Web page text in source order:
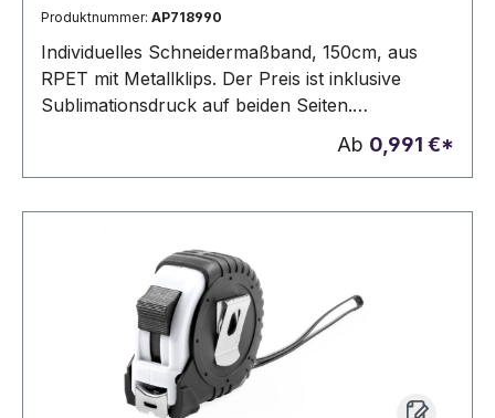
Produktnummer: AP718990
Individuelles Schneidermaßband, 150cm, aus
RPET mit Metallklips. Der Preis ist inklusive
Sublimationsdruck auf beiden Seiten.
Ab 0,991 €*